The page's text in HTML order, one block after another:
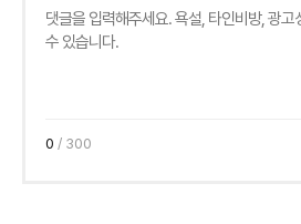
0 / 300